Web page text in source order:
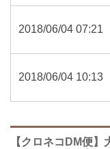
2018/06/04 07:21
2018/06/04 10:13
【クロネコDM便